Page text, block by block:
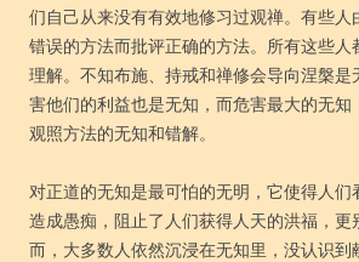
们自己从来没有有效地修习过观禅。有些人
错误的方法而批评正确的方法。所有这些人
理解。不知布施、持戒和禅修会导向涅槃是
害他们的利益也是无知，而危害最大的无知
观照方法的无知和错解。
对正道的无知是最可怕的无明，它使得人们
造成愚痴，阻止了人们获得人天的洪福，更
而，大多数人依然沉浸在无知里，没认识到